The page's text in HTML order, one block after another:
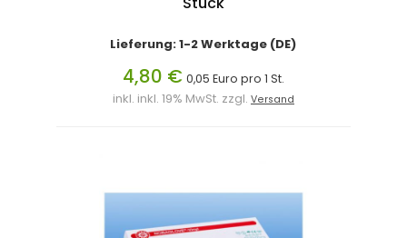
Lieferung: 1-2 Werktage (DE)
4,80 € 0,05 Euro pro 1 St.
inkl. inkl. 19% MwSt. zzgl. Versand